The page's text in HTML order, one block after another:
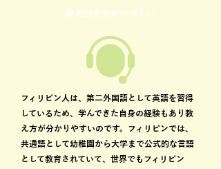
教え方が分かりやすい
フィリピン人は、第二外国語として英語を習得
しているため、学んできた自身の経験もあり教
え方が分かりやすいのです。フィリピンでは、
共通語として幼稚園から大学まで公式的な言語
として教育されていて、世界でもフィリピン